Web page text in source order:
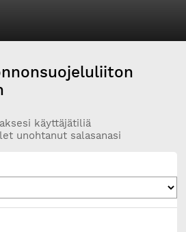
käyttäjätiliä
unohtanut salasanasi